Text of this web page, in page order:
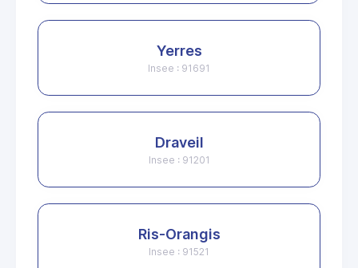
Yerres
Insee : 91691
Draveil
Insee : 91201
Ris-Orangis
Insee : 91521